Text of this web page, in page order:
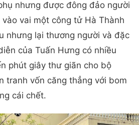
nhưng được đông đảo người
vai một công tử Hà Thành
nhưng lại thương người và đặc
của Tuấn Hưng có nhiều
phút giây thư giãn cho bộ
tranh vốn căng thẳng với bom
cái chết.